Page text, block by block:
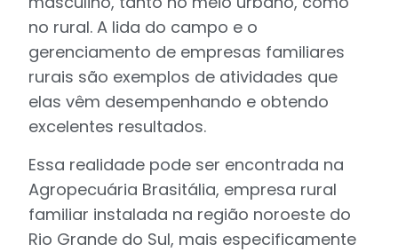
no rural. A lida do campo e o
gerenciamento de empresas familiares
rurais são exemplos de atividades que
elas vêm desempenhando e obtendo
excelentes resultados.
Essa realidade pode ser encontrada na
Agropecuária Brasitália, empresa rural
familiar instalada na região noroeste do
Rio Grande do Sul, mais especificamente